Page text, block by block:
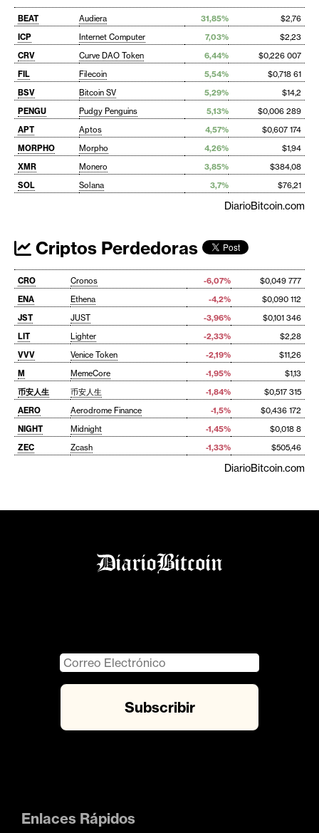
BEAT Audiera 31,85%
$2,76
ICP
Internet Computer 7,03%
$2,23
CRV
Curve DAO Token 6,44%
$0,226 007
FIL
Filecoin 5,54%
$0,718 61
BSV
Bitcoin SV 5,29%
$14,2
PENGU
Pudgy Penguins 5,13%
$0,006 289
APT
Aptos 4,57%
$0,607 174
MORPHO
Morpho 4,26%
$1,94
XMR
Monero 3,85%
$384,08
SOL
Solana 3,7% $76,21
DiarioBitcoin.com
Criptos Perdedoras
CRO Cronos -6,07%
$0,049 777
ENA
Ethena -4,2%
$0,090 112
JST
JUST -3,96%
$0,101 346
LIT
Lighter -2,33%
$2,28
VVV
Venice Token -2,19%
$11,26
M
MemeCore -1,95%
$1,13
币安人生
币安人生 -1,84%
$0,517 315
AERO
Aerodrome Finance -1,5%
$0,436 172
NIGHT
Midnight -1,45%
$0,018 8
ZEC
Zcash -1,33% $505,46
DiarioBitcoin.com
Enlaces Rápidos